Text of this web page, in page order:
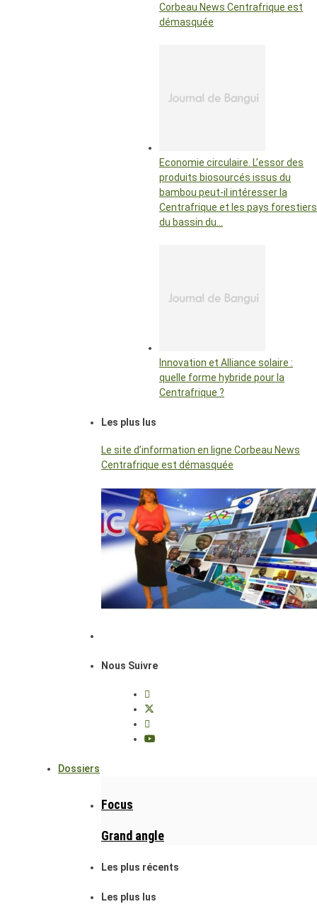
Corbeau News Centrafrique est
démasquée
Economie circulaire. L’essor des
produits biosourcés issus du
bambou peut-il intéresser la
Centrafrique et les pays forestiers
du bassin du…
Innovation et Alliance solaire :
quelle forme hybride pour la
Centrafrique ?
Les plus lus
Le site d’information en ligne Corbeau News
Centrafrique est démasquée
Nous Suivre
Dossiers
Focus
Grand angle
Les plus récents
Les plus lus